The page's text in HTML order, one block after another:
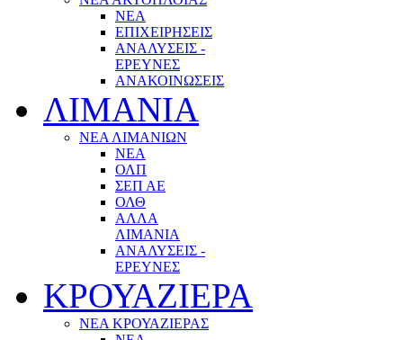
ΝΕΑ
ΕΠΙΧΕΙΡΗΣΕΙΣ
ΑΝΑΛΥΣΕΙΣ -
ΕΡΕΥΝΕΣ
ΑΝΑΚΟΙΝΩΣΕΙΣ
ΛΙΜΑΝΙΑ
ΝΕΑ ΛΙΜΑΝΙΩΝ
ΝΕΑ
ΟΛΠ
ΣΕΠ ΑΕ
ΟΛΘ
ΑΛΛΑ
ΛΙΜΑΝΙΑ
ΑΝΑΛΥΣΕΙΣ -
ΕΡΕΥΝΕΣ
ΚΡΟΥΑΖΙΕΡΑ
ΝΕΑ ΚΡΟΥΑΖΙΕΡΑΣ